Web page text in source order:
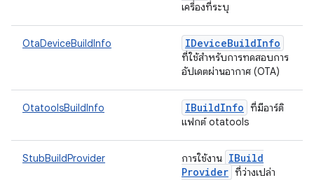
เครื่องที่ระบุ
OtaDeviceBuildInfo IDeviceBuildInfo
ที่ใช้สำหรับการทดสอบการ
อัปเดตผ่านอากาศ (OTA)
OtatoolsBuildInfo IBuildInfo ที่มีอาร์ติ
แฟกต์ otatools
StubBuildProvider การใช้งาน IBuild
Provider ที่ว่างเปล่า